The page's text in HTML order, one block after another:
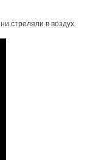
стреляли в воздух.